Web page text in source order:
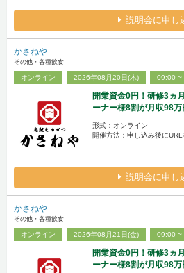
説明会に申し
かさねや
その他・各種飲食
オンライン 2026年08月20日(木) 09:00 ~
開業資金0円！研修3ヵ
ーナー様8割が月収98万
形式：オンライン
開催方法：申し込み後に
説明会に申し
かさねや
その他・各種飲食
オンライン 2026年08月21日(金) 09:00 ~
開業資金0円！研修3ヵ
ーナー様8割が月収98万